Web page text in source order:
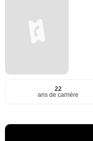
22
ans de carrière